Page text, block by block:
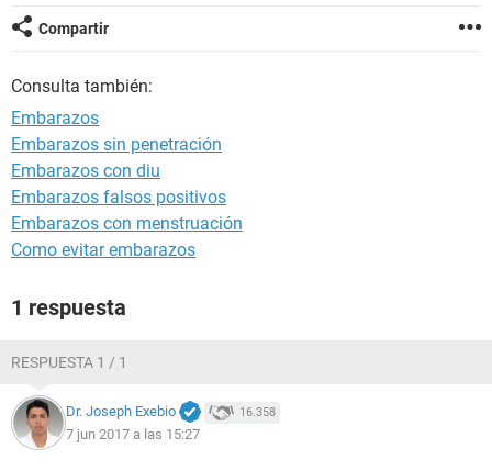
GLOSARIO
Compartir
Consulta también:
Embarazos
Embarazos sin penetración
Embarazos con diu
Embarazos falsos positivos
Embarazos con menstruación
Como evitar embarazos
1 respuesta
RESPUESTA 1 / 1
Dr. Joseph Exebio 16.358
7 jun 2017 a las 15:27